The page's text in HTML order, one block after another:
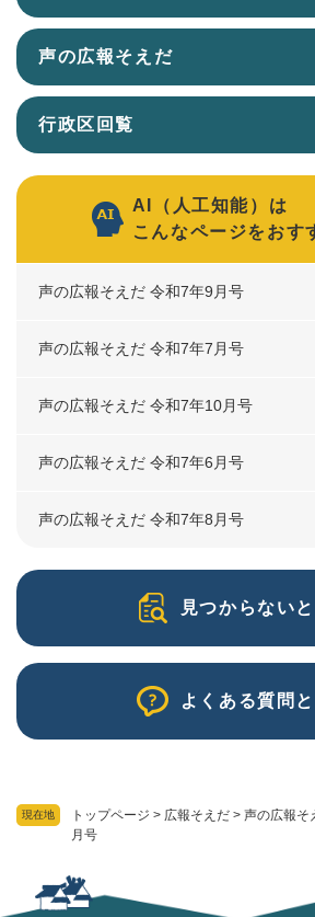
現在地 トップページ > 広報そえだ > 声の広報
月号
声の広報そえだ
行政区回覧
AI（人工知能）は
こんなページをおす
声の広報そえだ 令和7年9月号
声の広報そえだ 令和7年7月号
声の広報そえだ 令和7年10月号
声の広報そえだ 令和7年6月号
声の広報そえだ 令和7年8月号
見つからない
よくある質問